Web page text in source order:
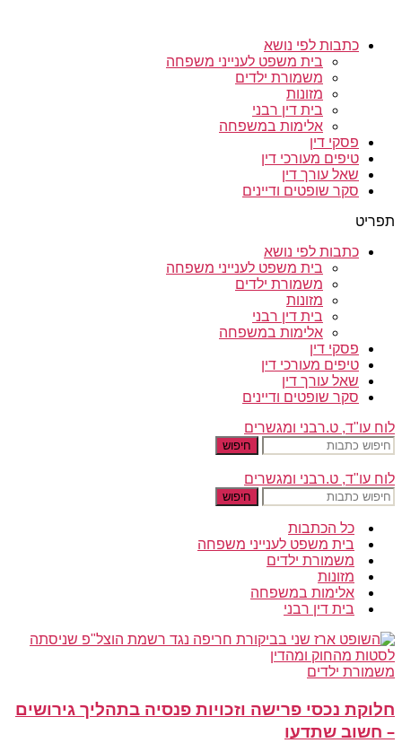
כתבות לפי נושא
בית משפט לענייני משפחה
משמורת ילדים
מזונות
בית דין רבני
אלימות במשפחה
פסקי דין
טיפים מעורכי דין
שאל עורך דין
סקר שופטים ודיינים
תפריט
כתבות לפי נושא
בית משפט לענייני משפחה
משמורת ילדים
מזונות
בית דין רבני
אלימות במשפחה
פסקי דין
טיפים מעורכי דין
שאל עורך דין
סקר שופטים ודיינים
לוח עו"ד, ט.רבני ומגשרים
חיפוש
לוח עו"ד, ט.רבני ומגשרים
חיפוש
כל הכתבות
בית משפט לענייני משפחה
משמורת ילדים
מזונות
אלימות במשפחה
בית דין רבני
משמורת ילדים
חלוקת נכסי פרישה וזכויות פנסיה בתהליך גירושים
– חשוב שתדעו